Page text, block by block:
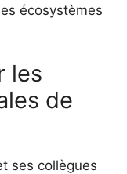
écosystèmes
les
de
ses collègues